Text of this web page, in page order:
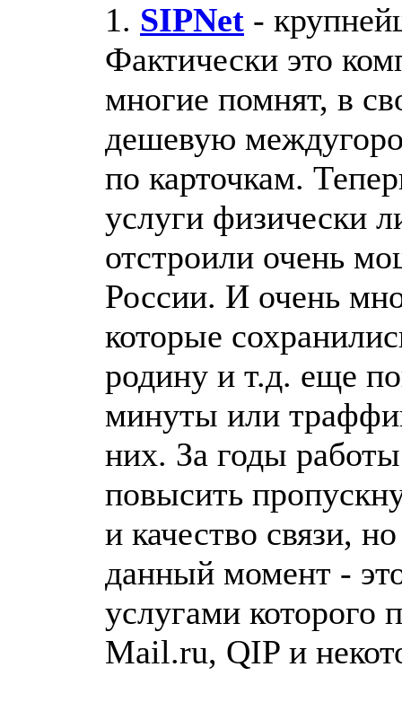
1. SIPNet -
Фактически это
многие помнят, в
дешевую
по карточкам.
услуги физически
отстроили очень
России. И очень
которые
родину и т.д. еще
минуты или
них. За годы
повысить
и качество связи,
данный момент -
услугами которого
Mail.ru, QIP и